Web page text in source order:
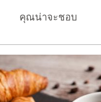
คุณน่าจะชอบ